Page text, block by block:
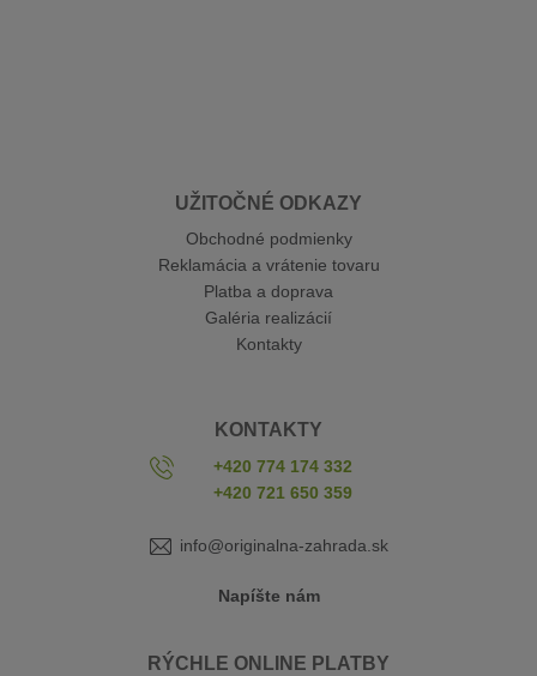
UŽITOČNÉ ODKAZY
Obchodné podmienky
Reklamácia a vrátenie tovaru
Platba a doprava
Galéria realizácií
Kontakty
KONTAKTY
+420 774 174 332
+420 721 650 359
info@originalna-zahrada.sk
Napíšte nám
RÝCHLE ONLINE PLATBY